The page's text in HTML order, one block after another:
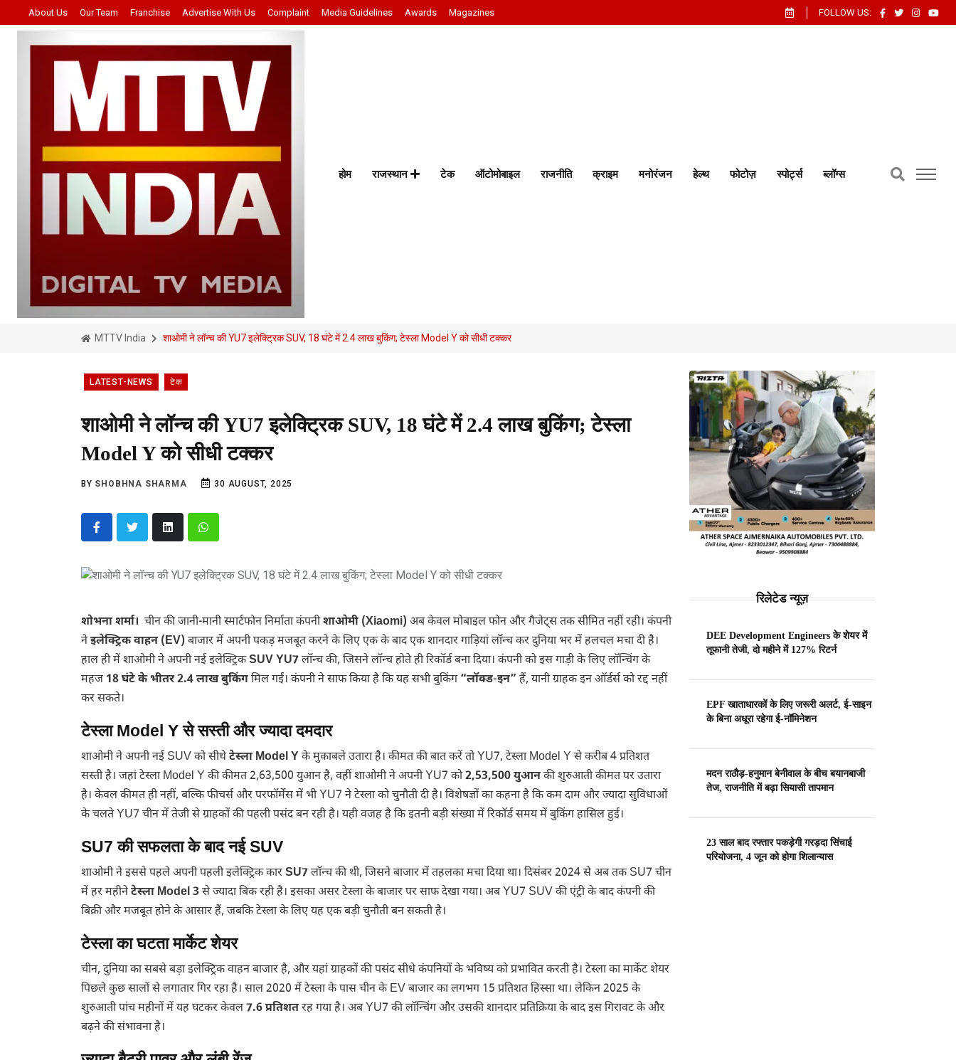
About Us Our Team Franchise Advertise With Us Complaint Media Guidelines Awards Magazines FOLLOW US:
होम राजस्थान टेक ऑटोमोबाइल राजनीति क्राइम मनोरंजन हेल्थ फोटोज़ स्पोर्ट्स ब्लॉग्स
MTTV India शाओमी ने लॉन्च की YU7 इलेक्ट्रिक SUV, 18 घंटे में 2.4 लाख बुकिंग; टेस्ला Model Y को सीधी टक्कर
LATEST-NEWS टेक
शाओमी ने लॉन्च की YU7 इलेक्ट्रिक SUV, 18 घंटे में 2.4 लाख बुकिंग; टेस्ला
Model Y को सीधी टक्कर
BY SHOBHNA SHARMA 30 AUGUST, 2025
शोभना शर्मा। चीन की जानी-मानी स्मार्टफोन निर्माता कंपनीशाओमी (Xiaomi) अब केवल मोबाइल फोन और गैजेट्स तक सीमित नहीं रही। कंपनी
नेइलेक्ट्रिक वाहन (EV) बाजार में अपनी पकड़ मजबूत करने के लिए एक के बाद एक शानदार गाड़ियां लॉन्च कर दुनिया भर में हलचल मचा दी है।
हाल ही में शाओमी ने अपनी नई इलेक्ट्रिकSUV YU7लॉन्च की, जिसने लॉन्च होते ही रिकॉर्ड बना दिया। कंपनी को इस गाड़ी के लिए लॉन्चिंग के
महज 18 घंटे के भीतर 2.4 लाख बुकिंगमिल गईं। कंपनी ने साफ किया है कि यह सभी बुकिंग“लॉक्ड-इन” हैं, यानी ग्राहक इन ऑर्डर्स को रद्द नहीं
कर सकते।
टेस्ला Model Y से सस्ती और ज्यादा दमदार
शाओमी ने अपनी नई SUV को सीधेटेस्ला Model Yके मुकाबले उतारा है। कीमत की बात करें तो YU7, टेस्ला Model Y से करीब 4 प्रतिशत
सस्ती है। जहां टेस्ला Model Y की कीमत 2,63,500 युआन है, वहीं शाओमी ने अपनी YU7 को2,53,500 युआनकी शुरुआती कीमत पर उतारा
है। केवल कीमत ही नहीं, बल्कि फीचर्स और परफॉर्मेंस में भी YU7 ने टेस्ला को चुनौती दी है। विशेषज्ञों का कहना है कि कम दाम और ज्यादा सुविधाओं
के चलते YU7 चीन में तेजी से ग्राहकों की पहली पसंद बन रही है। यही वजह है कि इतनी बड़ी संख्या में रिकॉर्ड समय में बुकिंग हासिल हुई।
SU7 की सफलता के बाद नई SUV
शाओमी ने इससे पहले अपनी पहली इलेक्ट्रिक कारSU7लॉन्च की थी, जिसने बाजार में तहलका मचा दिया था। दिसंबर 2024 से अब तक SU7 चीन
में हर महीनेटेस्ला Model 3से ज्यादा बिक रही है। इसका असर टेस्ला के बाजार पर साफ देखा गया। अब YU7 SUV की एंट्री के बाद कंपनी की
बिक्री और मजबूत होने के आसार हैं, जबकि टेस्ला के लिए यह एक बड़ी चुनौती बन सकती है।
टेस्ला का घटता मार्केट शेयर
चीन, दुनिया का सबसे बड़ा इलेक्ट्रिक वाहन बाजार है, और यहां ग्राहकों की पसंद सीधे कंपनियों के भविष्य को प्रभावित करती है। टेस्ला का मार्केट शेयर
पिछले कुछ सालों से लगातार गिर रहा है। साल 2020 में टेस्ला के पास चीन के EV बाजार का लगभग 15 प्रतिशत हिस्सा था। लेकिन 2025 के
शुरुआती पांच महीनों में यह घटकर केवल7.6 प्रतिशतरह गया है। अब YU7 की लॉन्चिंग और उसकी शानदार प्रतिक्रिया के बाद इस गिरावट के और
बढ़ने की संभावना है।
रिलेटेड न्यूज़
DEE Development Engineers के शेयर में
तूफानी तेजी, दो महीने में 127% रिटर्न
EPF खाताधारकों के लिए जरूरी अलर्ट, ई-साइन
के बिना अधूरा रहेगा ई-नॉमिनेशन
मदन राठौड़-हनुमान बेनीवाल के बीच बयानबाजी
तेज, राजनीति में बढ़ा सियासी तापमान
23 साल बाद रफ्तार पकड़ेगी गरड़दा सिंचाई
परियोजना, 4 जून को होगा शिलान्यास